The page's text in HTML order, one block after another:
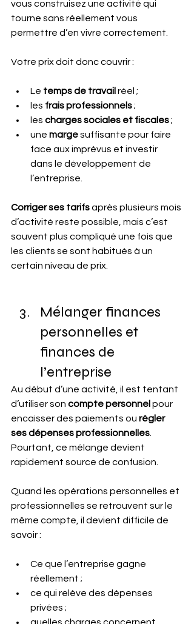
vous construisez une activité qui
tourne sans réellement vous
permettre d’en vivre correctement.
Votre prix doit donc couvrir :
Le temps de travail réel ;
les frais professionnels ;
les charges sociales et fiscales ;
une marge suffisante pour faire
face aux imprévus et investir
dans le développement de
l’entreprise.
Corriger ses tarifs après plusieurs mois
d’activité reste possible, mais c’est
souvent plus compliqué une fois que
les clients se sont habitués à un
certain niveau de prix.
Mélanger finances
personnelles et
finances de
l’entreprise
Au début d’une activité, il est tentant
d’utiliser son compte personnel pour
encaisser des paiements ou régler
ses dépenses professionnelles
Pourtant, ce mélange devient
rapidement source de confusion.
Quand les opérations personnelles et
professionnelles se retrouvent sur le
même compte, il devient difficile de
savoir :
Ce que l’entreprise gagne
réellement ;
ce qui relève des dépenses
privées ;
quelles charges concernent